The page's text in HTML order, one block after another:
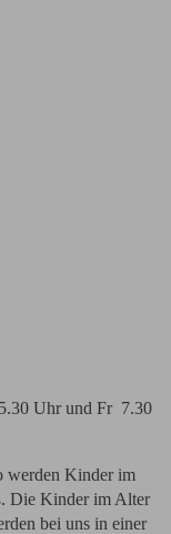
Uhr und Fr 7.30
werden Kinder im
Die Kinder im Alter
bei uns in einer